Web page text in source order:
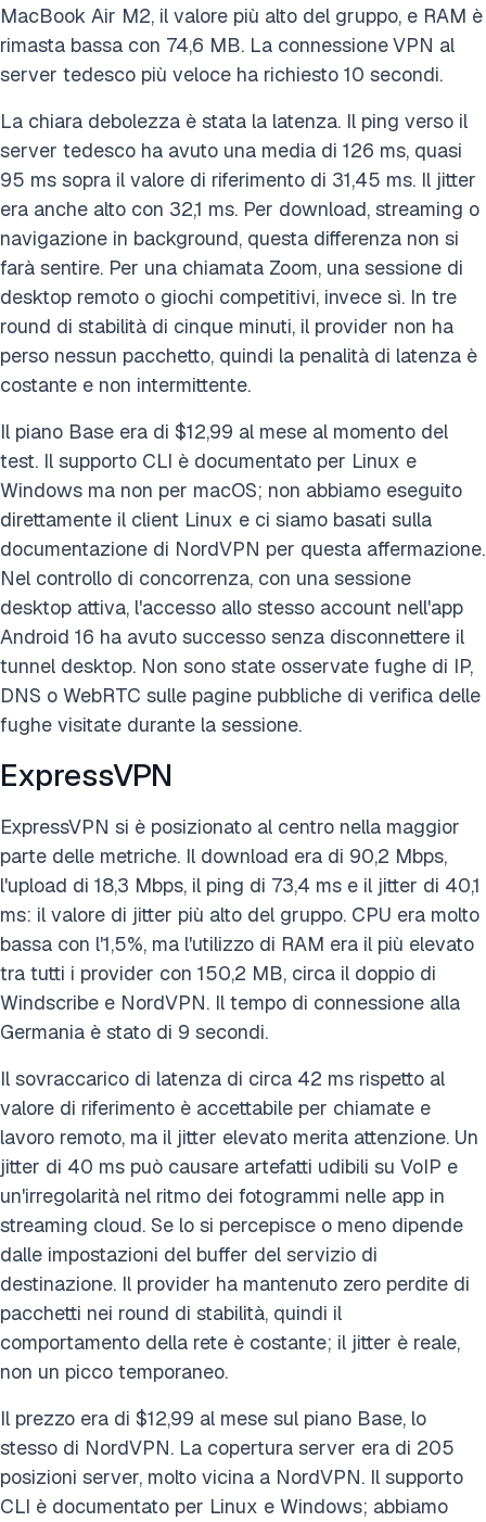
MacBook Air M2, il valore più alto del gruppo, e RAM è
rimasta bassa con 74,6 MB. La connessioneVPN al
server tedesco più veloce ha richiesto 10 secondi.
La chiara debolezza è stata la latenza. Il ping verso il
server tedesco ha avuto una media di 126 ms, quasi
95 ms sopra il valore di riferimento di 31,45 ms. Il jitter
era anche alto con 32,1 ms. Per download, streaming o
navigazione in background, questa differenza non si
farà sentire. Per una chiamata Zoom, una sessione di
desktop remoto o giochi competitivi, invece sì. In tre
round di stabilità di cinque minuti, il provider non ha
perso nessun pacchetto, quindi la penalità di latenza è
costante e non intermittente.
Il piano Base era di $12,99 al mese al momento del
test. Il supporto CLI è documentato per Linux e
Windows ma non per macOS; non abbiamo eseguito
direttamente il client Linux e ci siamo basati sulla
documentazione di NordVPN per questa affermazione.
Nel controllo di concorrenza, con una sessione
desktop attiva, l'accesso allo stesso account nell'app
Android 16 ha avuto successo senza disconnettere il
tunnel desktop. Non sono state osservate fughe di IP,
DNS o WebRTC sulle pagine pubbliche di verifica delle
fughe visitate durante la sessione.
ExpressVPN
ExpressVPN si è posizionato al centro nella maggior
parte delle metriche. Il download era di 90,2 Mbps,
l'upload di 18,3 Mbps, il ping di 73,4 ms e il jitter di 40,1
ms: il valore di jitter più alto del gruppo. CPU era molto
bassa con l'1,5%, ma l'utilizzo di RAM era il più elevato
tra tutti i provider con 150,2 MB, circa il doppio di
Windscribe e NordVPN. Il tempo di connessione alla
Germania è stato di 9 secondi.
Il sovraccarico di latenza di circa 42 ms rispetto al
valore di riferimento è accettabile per chiamate e
lavoro remoto, ma il jitter elevato merita attenzione. Un
jitter di 40 ms può causare artefatti udibili su VoIP e
un'irregolarità nel ritmo dei fotogrammi nelle app in
streaming cloud. Se lo si percepisce o meno dipende
dalle impostazioni del buffer del servizio di
destinazione. Il provider ha mantenuto zero perdite di
pacchetti nei round di stabilità, quindi il
comportamento della rete è costante; il jitter è reale,
non un picco temporaneo.
Il prezzo era di $12,99 al mese sul piano Base, lo
stesso di NordVPN. La copertura server era di 205
posizioni server, molto vicina a NordVPN. Il supporto
CLI è documentato per Linux e Windows; abbiamo